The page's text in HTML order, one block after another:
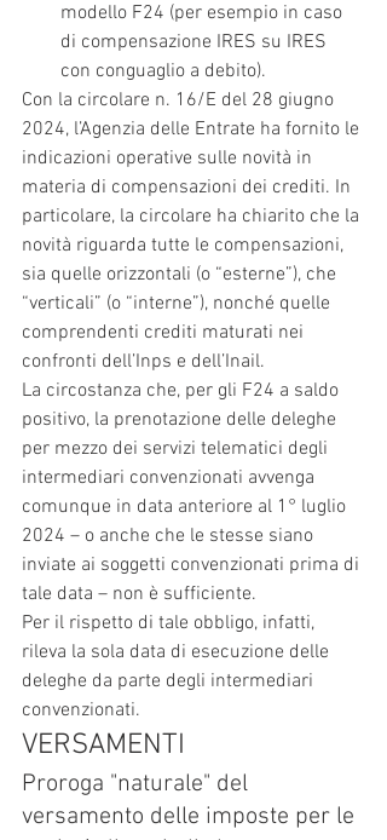
modello F24 (per esempio in caso
di compensazione IRES su IRES
con conguaglio a debito).
Con la circolare n. 16/E del 28 giugno
2024, l’Agenzia delle Entrate ha fornito le
indicazioni operative sulle novità in
materia di compensazioni dei crediti. In
particolare, la circolare ha chiarito che la
novità riguarda tutte le compensazioni,
sia quelle orizzontali (o “esterne”), che
“verticali” (o “interne”), nonché quelle
comprendenti crediti maturati nei
confronti dell’Inps e dell’Inail.
La circostanza che, per gli F24 a saldo
positivo, la prenotazione delle deleghe
per mezzo dei servizi telematici degli
intermediari convenzionati avvenga
comunque in data anteriore al 1° luglio
2024 – o anche che le stesse siano
inviate ai soggetti convenzionati prima di
tale data – non è sufficiente.
Per il rispetto di tale obbligo, infatti,
rileva la sola data di esecuzione delle
deleghe da parte degli intermediari
convenzionati.
VERSAMENTI
Proroga "naturale" del
versamento delle imposte per le